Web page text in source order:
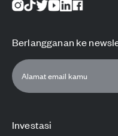
Investasi
Berlangganan ke